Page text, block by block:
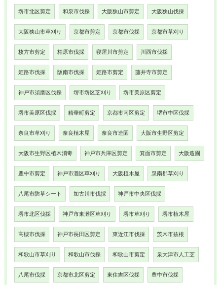
堺市北区剪定 和泉市伐採 大阪狭山市剪定 大阪狭山伐採
大阪狭山市草刈り 京都市剪定 京都市伐採 京都市草刈り
枚方市剪定 柏原市伐採 寝屋川市剪定 川西市伐採
姫路市伐採 阪南市伐採 姫路市剪定 藤井寺市剪定
神戸市須磨区伐採 堺市堺区芝刈り 堺市美原区剪定
堺市美原区伐採 精華町剪定 京都市南区剪定 堺市中区伐採
奈良市草刈り 奈良植木屋 奈良市造園 大阪市生野区剪定
大阪市生野区植木消毒 神戸市兵庫区剪定 箕面市剪定 大阪造園
豊中市剪定 神戸市灘区草刈り 大阪植木屋 泉南郡草刈り
八尾市防草シート 加古川市伐採 神戸市中央区伐採
堺市北区伐採 神戸市東灘区草刈り 堺市草刈り 堺市植木屋
高槻市伐採 神戸市長田区剪定 東近江市伐採 茨木市抜根
和歌山市草刈り 和歌山市伐採 和歌山市剪定 泉大津市人工芝
八尾市伐採 京都市北区剪定 東住吉区伐採 豊中市伐採